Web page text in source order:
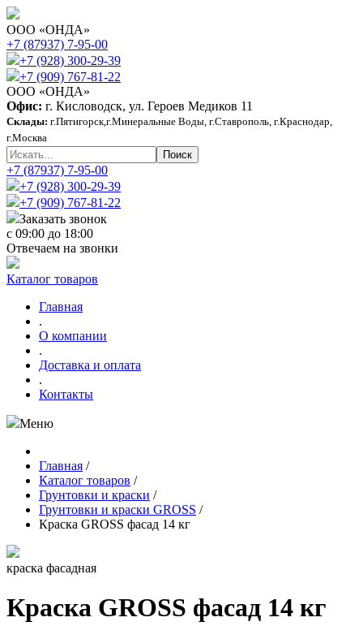
ООО «ОНДА»
+7 (87937) 7-95-00
+7 (928) 300-29-39
+7 (909) 767-81-22
ООО «ОНДА»
Офис: г. Кисловодск, ул. Героев Медиков 11
Склады: г.Пятигорск,г.Минеральные Воды, г.Ставрополь, г.Краснодар,
г.Москва
+7 (87937) 7-95-00
+7 (928) 300-29-39
+7 (909) 767-81-22
Заказать звонок
с 09:00 до 18:00
Отвечаем на звонки
Каталог товаров
Главная
.
О компании
.
Доставка и оплата
.
Контакты
Меню
Главная /
Каталог товаров /
Грунтовки и краски /
Грунтовки и краски GROSS /
Краска GROSS фасад 14 кг
краска фасадная
Краска GROSS фасад 14 кг